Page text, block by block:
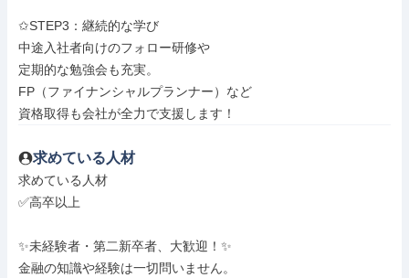
✩STEP3：継続的な学び
中途入社者向けのフォロー研修や
定期的な勉強会も充実。
FP（ファイナンシャルプランナー）など
資格取得も会社が全力で支援します！
求めている人材
求めている人材
✅高卒以上
✨未経験者・第二新卒者、大歓迎！✨
金融の知識や経験は一切問いません。